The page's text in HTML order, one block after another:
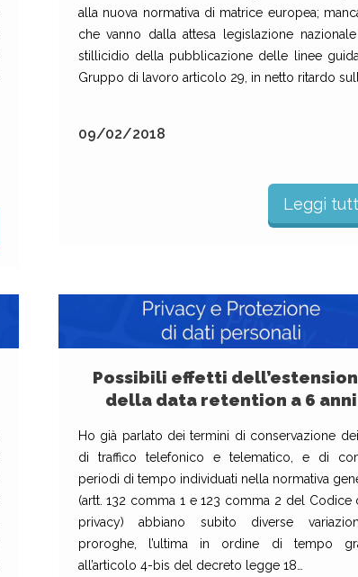
alla nuova normativa di matrice europea;
che vanno dalla attesa legislazione
stillicidio della pubblicazione delle linee
Gruppo di lavoro articolo 29, in netto ritardo
09/02/2018
Leggi
Possibili effetti
della data retention a 6 anni
Ho già parlato dei termini di conservazione
di traffico telefonico e telematico, e di
periodi di tempo individuati nella normativa
(artt. 132 comma 1 e 123 comma 2 del Codice
privacy) abbiano subito diverse
proroghe, l’ultima in ordine di tempo
all’articolo 4-bis del decreto legge 18…